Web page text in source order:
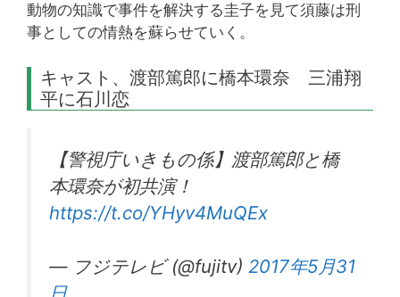
動物の知識で事件を解決する圭子を見て須藤は刑
事としての情熱を蘇らせていく。
キャスト、渡部篤郎に橋本環奈 三浦翔
平に石川恋
【警視庁いきもの係】渡部篤郎と橋
本環奈が初共演！
https://t.co/YHyv4MuQEx
— フジテレビ (@fujitv) 2017年5月31